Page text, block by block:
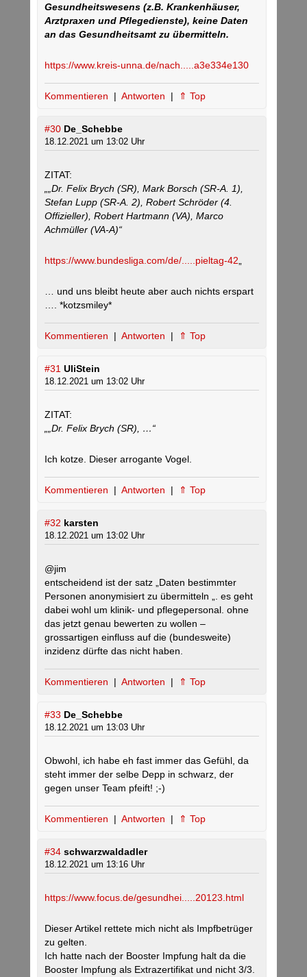
Gesundheitswesens (z.B. Krankenhäuser,
Arztpraxen und Pflegedienste), keine Daten
an das Gesundheitsamt zu übermitteln.
https://www.kreis-unna.de/nach.....a3e334e130
Kommentieren | Antworten | ⇑ Top
#30 De_Schebbe
18.12.2021 um 13:02 Uhr
ZITAT:
„„Dr. Felix Brych (SR), Mark Borsch (SR-A. 1),
Stefan Lupp (SR-A. 2), Robert Schröder (4.
Offizieller), Robert Hartmann (VA), Marco
Achmüller (VA-A)“
https://www.bundesliga.com/de/.....pieltag-42„
… und uns bleibt heute aber auch nichts erspart
…. *kotzsmiley*
Kommentieren | Antworten | ⇑ Top
#31 UliStein
18.12.2021 um 13:02 Uhr
ZITAT:
„„Dr. Felix Brych (SR), …“
Ich kotze. Dieser arrogante Vogel.
Kommentieren | Antworten | ⇑ Top
#32 karsten
18.12.2021 um 13:02 Uhr
@jim
entscheidend ist der satz „Daten bestimmter
Personen anonymisiert zu übermitteln „. es geht
dabei wohl um klinik- und pflegepersonal. ohne
das jetzt genau bewerten zu wollen –
grossartigen einfluss auf die (bundesweite)
inzidenz dürfte das nicht haben.
Kommentieren | Antworten | ⇑ Top
#33 De_Schebbe
18.12.2021 um 13:03 Uhr
Obwohl, ich habe eh fast immer das Gefühl, da
steht immer der selbe Depp in schwarz, der
gegen unser Team pfeift! ;-)
Kommentieren | Antworten | ⇑ Top
#34 schwarzwaldadler
18.12.2021 um 13:16 Uhr
https://www.focus.de/gesundhei.....20123.html
Dieser Artikel rettete mich nicht als Impfbetrüger
zu gelten.
Ich hatte nach der Booster Impfung halt da die
Booster Impfung als Extrazertifikat und nicht 3/3.